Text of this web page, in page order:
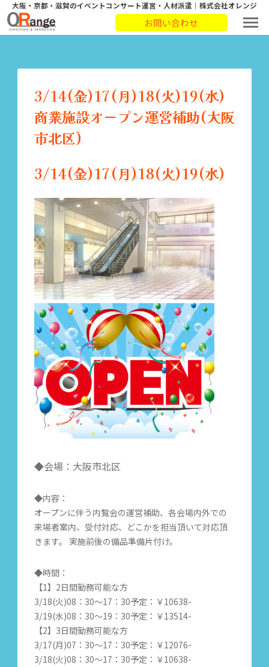
大阪・京都・滋賀のイベントコンサート運営・人材派遣｜株式会社オレンジ
お問い合わせ
3/14(金)17(月)18(火)19(水)
商業施設オープン運営補助(大阪
市北区)
3/14(金)17(月)18(火)19(水)
◆会場：大阪市北区
◆内容：
オープンに伴う内覧会の運営補助、各会場内外での
来場者案内、受付対応、どこかを担当頂いて対応頂
きます。 実施前後の備品準備片付け。
◆時間：
【1】2日間勤務可能な方
3/18(火)08：30～17：30予定：￥10638-
3/19(水)08：30～19：30予定：￥13514-
【2】3日間勤務可能な方
3/17(月)07：30～17：30予定：￥12076-
3/18(火)08：30～17：30予定：￥10638-